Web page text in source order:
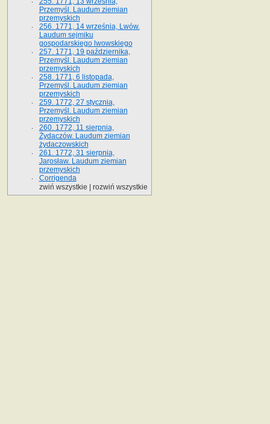
Przemyśl. Laudum ziemian
przemyskich
256. 1771, 14 września, Lwów.
Laudum sejmiku
gospodarskiego lwowskiego
257. 1771, 19 października,
Przemyśl. Laudum ziemian
przemyskich
258. 1771, 6 listopada,
Przemyśl. Laudum ziemian
przemyskich
259. 1772, 27 stycznia,
Przemyśl. Laudum ziemian
przemyskich
260. 1772, 11 sierpnia,
Żydaczów. Laudum ziemian
żydaczowskich
261. 1772, 31 sierpnia,
Jarosław. Laudum ziemian
przemyskich
Corrigenda
zwiń wszystkie
rozwiń wszystkie